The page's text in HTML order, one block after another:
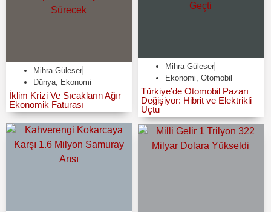
Mihra Güleser
Dünya, Ekonomi
İklim Krizi Ve Sıcakların Ağır
Ekonomik Faturası
Mihra Güleser
Ekonomi Otomobil
Türkiye’de Otomobil Pazarı
Değişiyor: Hibrit ve Elektrikli
Uçtu